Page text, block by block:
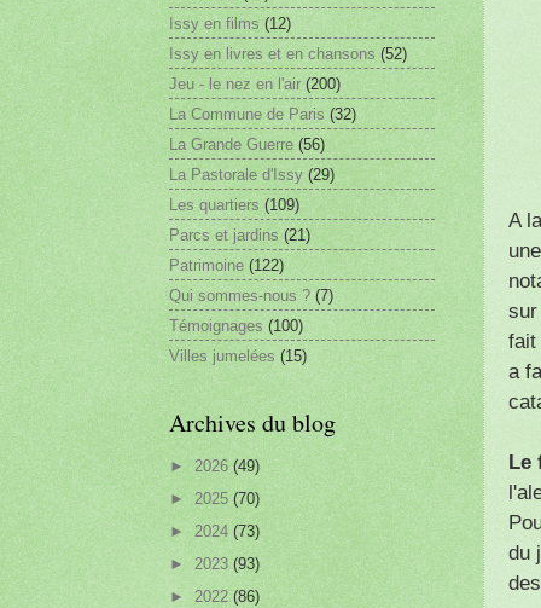
A
fait
a
Le
du
Issy en films (12)
Issy en livres et en chansons (52)
Jeu - le nez en l'air (200)
La Commune de Paris (32)
La Grande Guerre (56)
La Pastorale d'Issy (29)
Les quartiers (109)
Parcs et jardins (21)
Patrimoine (122)
Qui sommes-nous ? (7)
Témoignages (100)
Villes jumelées (15)
Archives du blog
► 2026 (49)
► 2025 (70)
► 2024 (73)
► 2023 (93)
► 2022 (86)